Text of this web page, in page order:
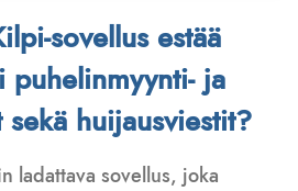
sovellus estää
puhelinmyynti- ja
huijausviestit?
ladattava sovellus, joka